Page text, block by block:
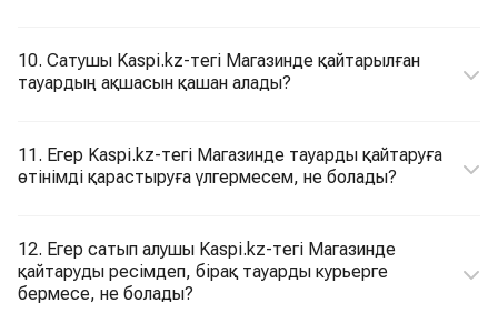
10. Сатушы Kaspi.kz-тегі Магазинде қайтарылған
тауардың ақшасын қашан алады?
11. Егер Kaspi.kz-тегі Магазинде тауарды қайтаруға
өтінімді қарастыруға үлгермесем, не болады?
12. Егер сатып алушы Kaspi.kz-тегі Магазинде
қайтаруды ресімдеп, бірақ тауарды курьерге
бермесе, не болады?